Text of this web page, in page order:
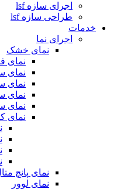
اجرای سازه lsf
طراحی سازه lsf
خدمات
اجرای نما
نمای خشک
نمای
نمای
نمای
نمای
نمای
نمای
نمای پانچ
نمای لوور